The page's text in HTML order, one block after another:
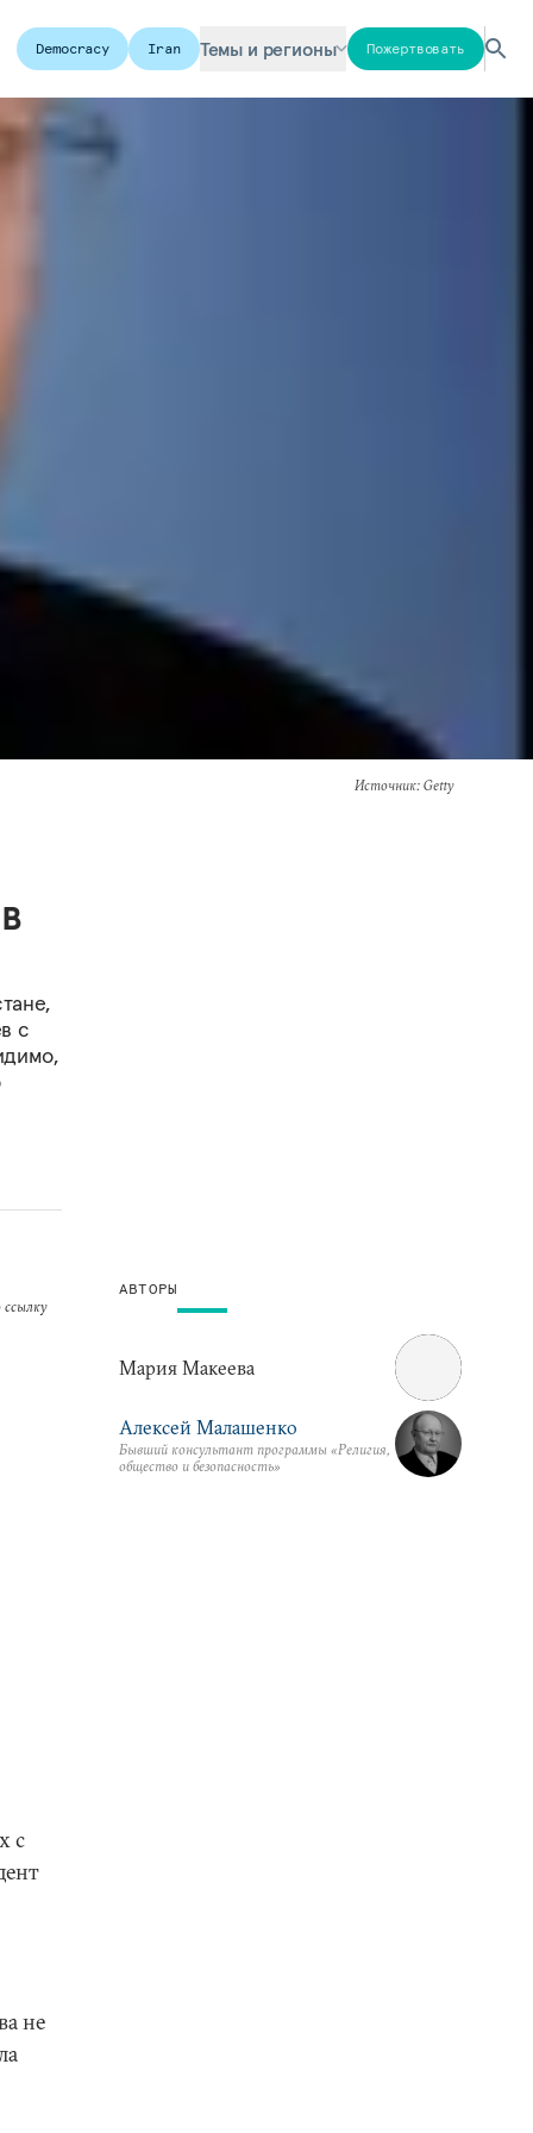
Democracy Iran Темы и регионы Пожертвовать
Источник: Getty
с
с
не
АВТОРЫ
Мария Макеева
Алексей Малашенко
Бывший консультант программы «Религия,
общество и безопасность»